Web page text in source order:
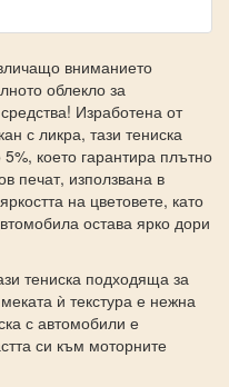
вниманието
облекло за
Изработена от
с ликра, тази тениска
което гарантира плътно
печат, използвана в
на цветовете, като
остава ярко дори
тениска подходяща за
ѝ текстура е нежна
с автомобили е
си към моторните